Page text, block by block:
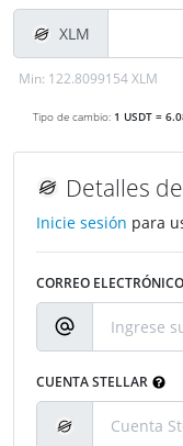
XLM
Min: 122.8099154 XLM
Tipo de cambio: 1 USDT =
Detalles
Inicie sesión para
CORREO ELECTRÓNICO
CUENTA STELLAR